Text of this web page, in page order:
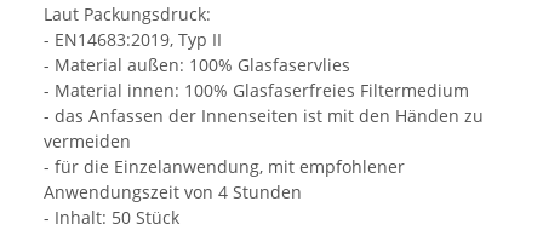
Laut Packungsdruck:
- EN14683:2019, Typ II
- Material außen: 100% Glasfaservlies
- Material innen: 100% Glasfaserfreies Filtermedium
- das Anfassen der Innenseiten ist mit den Händen zu
vermeiden
- für die Einzelanwendung, mit empfohlener
Anwendungszeit von 4 Stunden
- Inhalt: 50 Stück